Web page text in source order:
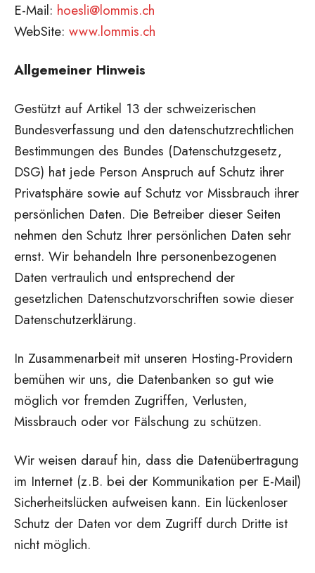
E-Mail: hoesli@lommis.ch
WebSite: www.lommis.ch
Allgemeiner Hinweis
Gestützt auf Artikel 13 der schweizerischen
Bundesverfassung und den datenschutzrechtlichen
Bestimmungen des Bundes (Datenschutzgesetz,
DSG) hat jede Person Anspruch auf Schutz ihrer
Privatsphäre sowie auf Schutz vor Missbrauch ihrer
persönlichen Daten. Die Betreiber dieser Seiten
nehmen den Schutz Ihrer persönlichen Daten sehr
ernst. Wir behandeln Ihre personenbezogenen
Daten vertraulich und entsprechend der
gesetzlichen Datenschutzvorschriften sowie dieser
Datenschutzerklärung.
In Zusammenarbeit mit unseren Hosting-Providern
bemühen wir uns, die Datenbanken so gut wie
möglich vor fremden Zugriffen, Verlusten,
Missbrauch oder vor Fälschung zu schützen.
Wir weisen darauf hin, dass die Datenübertragung
im Internet (z.B. bei der Kommunikation per E-Mail)
Sicherheitslücken aufweisen kann. Ein lückenloser
Schutz der Daten vor dem Zugriff durch Dritte ist
nicht möglich.